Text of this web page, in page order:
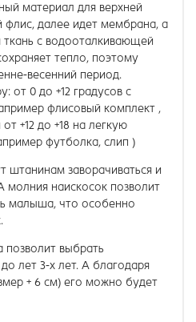
материал для верхней
флис, далее идет мембрана, а
ткань с водооталкивающей
тепло, поэтому
весенний период.
от 0 до +12 градусов с
флисовый комплект ,
+12 до +18 на легкую
футболка, слип )
штанинам заворачиваться и
молния наискосок позволит
малыша, что особенно
позволит выбрать
лет 3-х лет. А благодаря
+ 6 см) его можно будет